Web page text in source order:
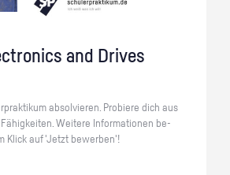
and Dri­ves
ab­sol­vie­ren. Pro­bie­re dich aus
Wei­te­re In­for­ma­tio­nen be­
Klick auf 'Jetzt be­wer­ben'!